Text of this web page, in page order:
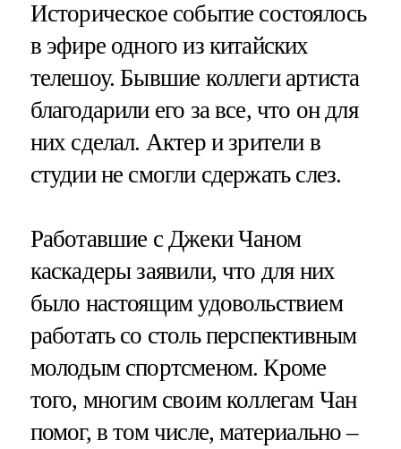
Историческое событие состоялось
в эфире одного из китайских
телешоу. Бывшие коллеги артиста
благодарили его за все, что он для
них сделал. Актер и зрители в
студии не смогли сдержать слез.
Работавшие с Джеки Чаном
каскадеры заявили, что для них
было настоящим удовольствием
работать со столь перспективным
молодым спортсменом. Кроме
того, многим своим коллегам Чан
помог, в том числе, материально –